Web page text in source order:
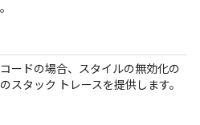
ードの場合、スタイルの無効化の
スタック トレースを提供します。